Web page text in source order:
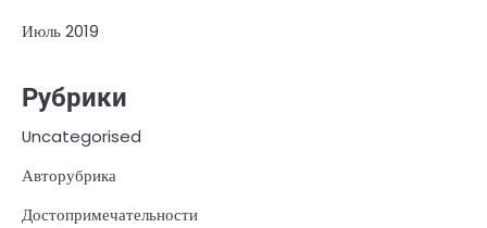
Июль 2019
Рубрики
Uncategorised
Авторубрика
Достопримечательности